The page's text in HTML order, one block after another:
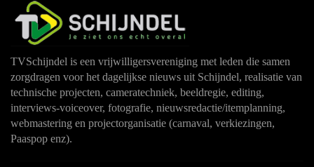
TVSchijndel is een vrijwilligersvereniging met leden die samen
zorgdragen voor het dagelijkse nieuws uit Schijndel, realisatie van
technische projecten, cameratechniek, beeldregie, editing,
interviews-voiceover, fotografie, nieuwsredactie/itemplanning,
webmastering en projectorganisatie (carnaval, verkiezingen,
Paaspop enz).